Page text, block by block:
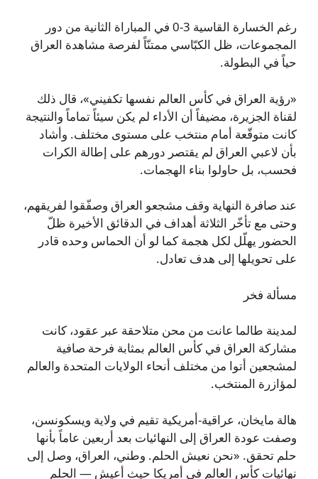
رغم الخسارة القاسية 3-0 في المباراة الثانية من دور
المجموعات، ظل الكبّاسي ممتنّاً لفرصة مشاهدة العراق
حياً في البطولة.
«رؤية العراق في كأس العالم نفسها تكفيني»، قال ذلك
لقناة الجزيرة، مضيفاً أن الأداء لم يكن سيئاً تماماً والنتيجة
كانت متوقّعة أمام منتخب على مستوى مختلف. وأشاد
بأن لاعبي العراق لم يقتصر دورهم على إطالة الكرات
فحسب، بل حاولوا بناء الهجمات.
عند صافرة النهاية وقف مشجعو العراق وصفّقوا لفريقهم،
وحتى مع تأخّر الثلاثة أهداف في الدقائق الأخيرة ظلّ
الحضور يهلّل لكل هجمة كما لو أن الحماس وحده قادر
على تحويلها إلى هدف تعادل.
مسألة فخر
لمدينة طالما عانت من محن متلاحقة عبر عقود، كانت
مشاركة العراق في كأس العالم بمثابة فرحة صافية
لمشجعين أتوا من مختلف أنحاء الولايات المتحدة والعالم
لمؤازرة المنتخب.
هالة مايخان، عراقية-أمريكية تقيم في ولاية ويسكونسن،
وصفت عودة العراق إلى النهائيات بعد أربعين عاماً بأنها
حلم تحقق. «نحن نعيش الحلم. وطني، العراق، وصل إلى
نهائيات كأس العالم في أمريكا حيث أعيش — الحلم